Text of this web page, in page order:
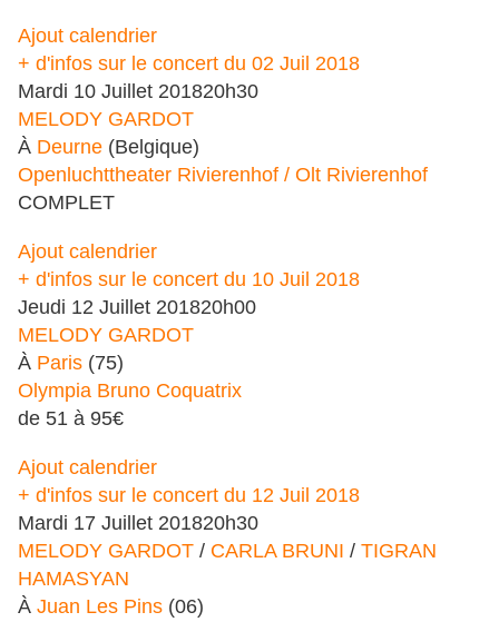
Ajout calendrier
+ d'infos sur le concert du 02 Juil 2018
Mardi 10 Juillet 201820h30
MELODY GARDOT
À Deurne (Belgique)
Openluchttheater Rivierenhof / Olt Rivierenhof
COMPLET
Ajout calendrier
+ d'infos sur le concert du 10 Juil 2018
Jeudi 12 Juillet 201820h00
MELODY GARDOT
À Paris (75)
Olympia Bruno Coquatrix
de 51 à 95€
Ajout calendrier
+ d'infos sur le concert du 12 Juil 2018
Mardi 17 Juillet 201820h30
MELODY GARDOT / CARLA BRUNI / TIGRAN
HAMASYAN
À Juan Les Pins (06)